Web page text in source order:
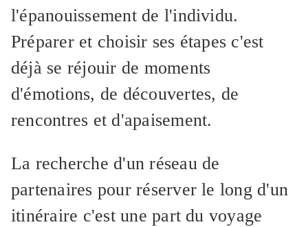
l'épanouissement de l'individu.
Préparer et choisir ses étapes c'est
déjà se réjouir de moments
d'émotions, de découvertes, de
rencontres et d'apaisement.
La recherche d'un réseau de
partenaires pour réserver le long d'un
itinéraire c'est une part du voyage